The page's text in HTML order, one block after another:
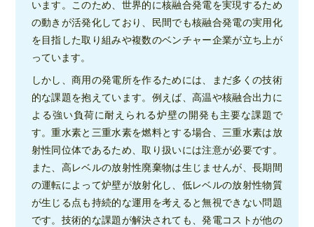
います。このため、世界的に核融合発電を実現するため
の動きが活発化しており、民間でも核融合発電の実用化
を目指した取り組みや複数のベンチャー企業が立ち上が
っています。
しかし、商用の発電所を作るためには、まだ多くの技術
的な課題を抱えています。例えば、高温や核融合出力に
よる強い負荷に耐えられる炉壁の開発も主要な課題で
す。重水素と三重水素を燃料とする場合、三重水素は放
射性同位体であるため、取り扱いには注意が必要です。
また、高レベルの放射性廃棄物は生じませんが、長期間
の運転によって炉壁が放射化し、低レベルの放射性物質
が生じる点も持続的な運用を考えると無視できない問題
です。技術的な課題が解決されても、発電コストが他の